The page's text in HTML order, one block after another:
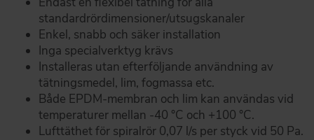
standardrördimensioner/utsugskanaler
Enkel, snabb och säker installation
Inga specialverktyg krävs
Installeras utan efterföljande användning av
tätningsmedel, lim, fogmassa etc.
Både EPDM-membran och lim kan användas vid
temperaturer mellan -40 °C och +100 °C.
Lufttäthet för spiralrör 0,07 l/s per styck vid 50 Pa.